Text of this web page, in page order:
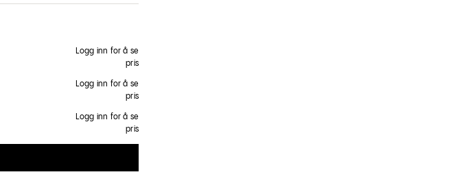
Logg inn for å se
pris
Logg inn for å se
pris
Logg inn for å se
pris